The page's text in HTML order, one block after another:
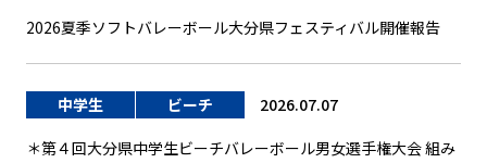
2026夏季ソフトバレーボール大分県フェスティバル開催報告
中学生 ビーチ 2026.07.07
＊第４回大分県中学生ビーチバレーボール男女選手権大会 組み